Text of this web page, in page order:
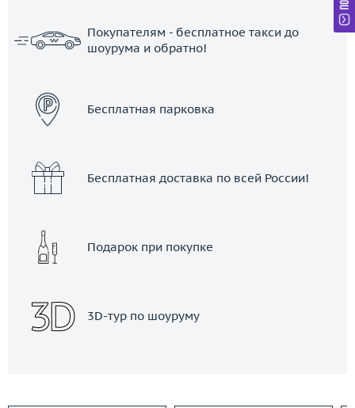
Покупателям - бесплатное такси до
шоурума и обратно!
Бесплатная парковка
Бесплатная доставка по всей России!
Подарок при покупке
3D-тур по шоуруму